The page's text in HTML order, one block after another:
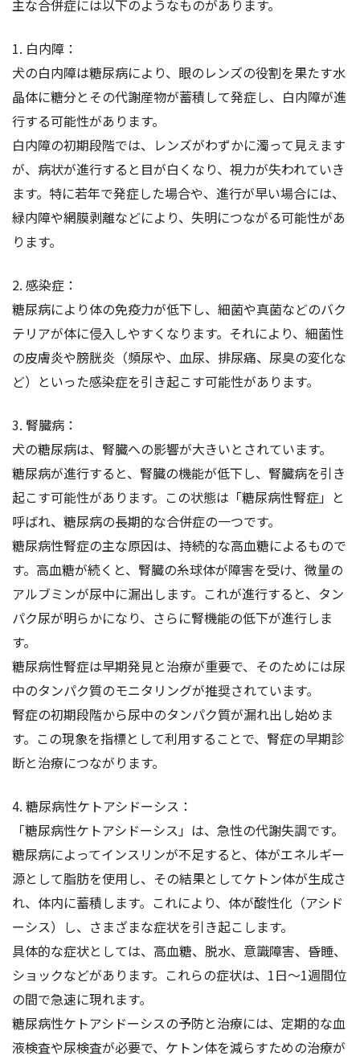
主な合併症には以下のようなものがあります。
1. 白内障：
犬の白内障は糖尿病により、眼のレンズの役割を果たす水
晶体に糖分とその代謝産物が蓄積して発症し、白内障が進
行する可能性があります。
白内障の初期段階では、レンズがわずかに濁って見えます
が、病状が進行すると目が白くなり、視力が失われていき
ます。特に若年で発症した場合や、進行が早い場合には、
緑内障や網膜剥離などにより、失明につながる可能性があ
ります。
2. 感染症：
糖尿病により体の免疫力が低下し、細菌や真菌などのバク
テリアが体に侵入しやすくなります。それにより、細菌性
の皮膚炎や膀胱炎（頻尿や、血尿、排尿痛、尿臭の変化な
ど）といった感染症を引き起こす可能性があります。
3. 腎臓病：
犬の糖尿病は、腎臓への影響が大きいとされています。
糖尿病が進行すると、腎臓の機能が低下し、腎臓病を引き
起こす可能性があります。この状態は「糖尿病性腎症」と
呼ばれ、糖尿病の長期的な合併症の一つです。
糖尿病性腎症の主な原因は、持続的な高血糖によるもので
す。高血糖が続くと、腎臓の糸球体が障害を受け、微量の
アルブミンが尿中に漏出します。これが進行すると、タン
パク尿が明らかになり、さらに腎機能の低下が進行しま
す。
糖尿病性腎症は早期発見と治療が重要で、そのためには尿
中のタンパク質のモニタリングが推奨されています。
腎症の初期段階から尿中のタンパク質が漏れ出し始めま
す。この現象を指標として利用することで、腎症の早期診
断と治療につながります。
4. 糖尿病性ケトアシドーシス：
「糖尿病性ケトアシドーシス」は、急性の代謝失調です。
糖尿病によってインスリンが不足すると、体がエネルギー
源として脂肪を使用し、その結果としてケトン体が生成さ
れ、体内に蓄積します。これにより、体が酸性化（アシド
ーシス）し、さまざまな症状を引き起こします。
具体的な症状としては、高血糖、脱水、意識障害、昏睡、
ショックなどがあります。これらの症状は、1日～1週間位
の間で急速に現れます。
糖尿病性ケトアシドーシスの予防と治療には、定期的な血
液検査や尿検査が必要で、ケトン体を減らすための治療が